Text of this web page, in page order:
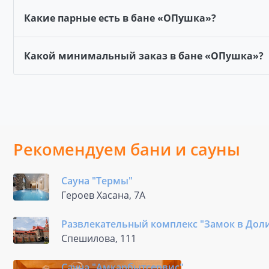
Какие парные есть в бане «ОПушка»?
Какой минимальный заказ в бане «ОПушка»?
Рекомендуем бани и сауны
Сауна "Термы"
Героев Хасана, 7А
Развлекательный комплекс "Замок в
Спешилова, 111